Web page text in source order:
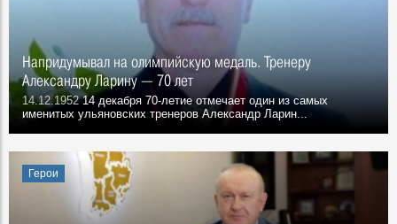
Напридумывал на олимпийскую медаль. Тренеру
Александру Ларину — 70 лет
14.12.195214 декабря 70-летие отмечает один из самых
именитых ульяновских тренеров Александр Ларин...
Герои